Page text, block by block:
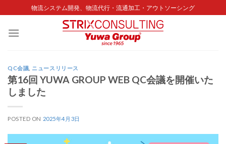
to
content
物流システム開発、物流代行・流通加工・アウトソーシング
QC会議 ニュースリリース
第16回 YUWA GROUP WEB QC会議を開催いた
しました
POSTED ON 2025年4月3日